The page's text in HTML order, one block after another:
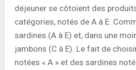
déjeuner se côtoient des
catégories, notés de A à E.
sardines (A à E) et, dans une
jambons (C à E). Le fait de
notées « A » et des sardines